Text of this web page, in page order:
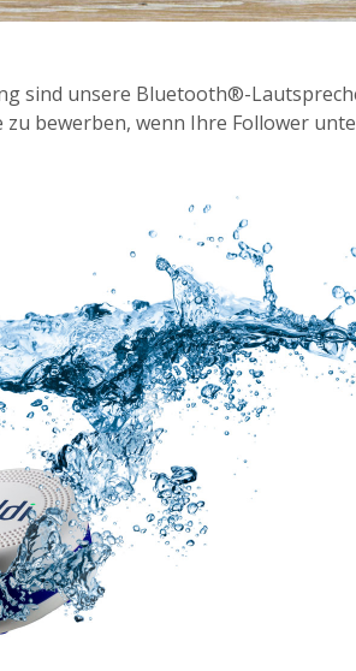
sind unsere Bluetooth®-
bewerben, wenn Ihre Follower